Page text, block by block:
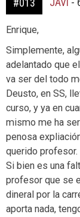
#013
Enrique,
Simplemente,
adelantado que
va ser del todo
Deusto, en SS,
curso, y ya en
mismo me ha
penosa
querido profesor.
Si bien es una
profesor que se
dineral por la
aporta nada,